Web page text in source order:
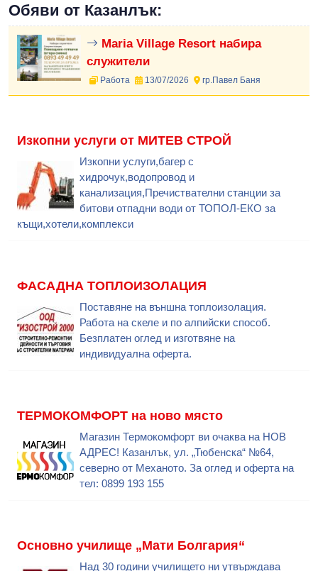
Обяви от Казанлък:
Maria Village Resort набира
служители
Работа 13/07/2026 гр.Павел Баня
Изкопни услуги от МИТЕВ СТРОЙ
Изкопни услуги,багер с
хидрочук,водопровод и
канализация,Пречиствателни станции за
битови отпадни води от ТОПОЛ-ЕКО за
къщи,хотели,комплекси
ФАСАДНА ТОПЛОИЗОЛАЦИЯ
Поставяне на външна топлоизолация.
Работа на скеле и по алпийски способ.
Безплатен оглед и изготвяне на
индивидуална оферта.
ТЕРМОКОМФОРТ на ново място
Магазин Термокомфорт ви очаква на НОВ
АДРЕС! Казанлък, ул. „Тюбенска“ №64,
северно от Механото. За оглед и оферта на
тел: 0899 193 155
Основно училище „Мати Болгария“
Над 30 години училището ни утвърждава